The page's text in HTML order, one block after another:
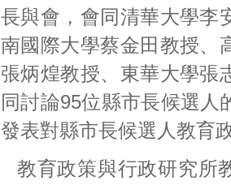
長與會，會同清華大學李
南國際大學蔡金田教授、
張炳煌教授、東華大學張
同討論95位縣市長候選人
發表對縣市長候選人教育
教育政策與行政研究所